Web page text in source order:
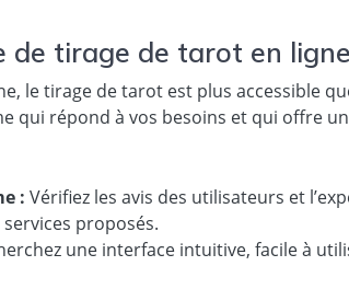
de tirage de tarot en ligne
le tirage de tarot est plus
qui répond à vos besoins et qui offre
: Vérifiez les avis des utilisateurs et
proposés.
une interface intuitive, facile à